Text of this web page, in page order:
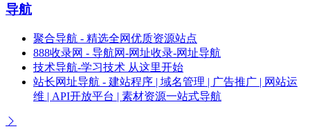
导航
聚合导航 - 精选全网优质资源站点
888收录网 - 导航网-网址收录-网址导航
技术导航-学习技术 从这里开始
站长网址导航 - 建站程序 | 域名管理 | 广告推广 | 网站运
维 | API开放平台 | 素材资源一站式导航